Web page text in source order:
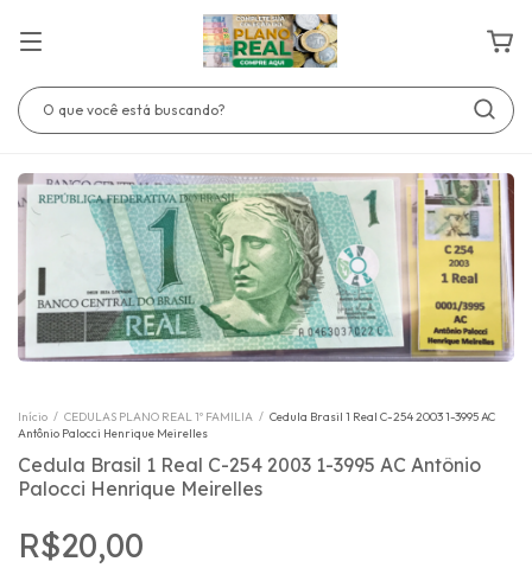
Início / CEDULAS PLANO REAL 1º FAMILIA / Cedula Brasil 1 Real C-254 2003 1-3995 AC
Antônio Palocci Henrique Meirelles
Cedula Brasil 1 Real C-254 2003 1-3995 AC Antônio
Palocci Henrique Meirelles
R$20,00